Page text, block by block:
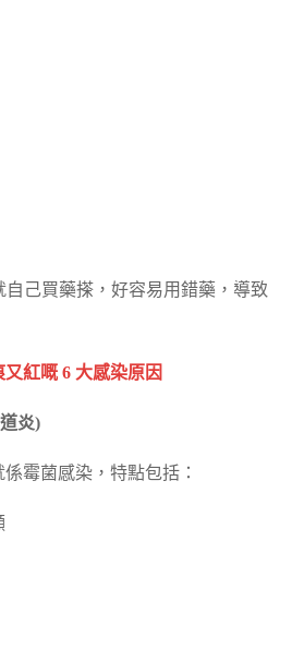
己買藥搽，好容易用錯藥，導致
紅嘅 6 大感染原因
炎)
霉菌感染，特點包括：